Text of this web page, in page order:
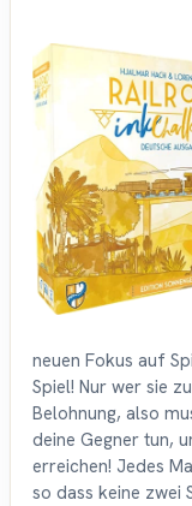
neuen Fokus auf
Spiel! Nur wer sie
Belohnung, also
deine Gegner tun,
erreichen! Jedes
so dass keine zwei